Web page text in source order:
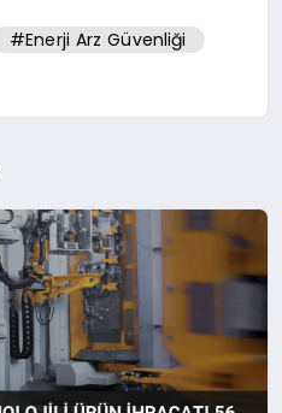
#Enerji Arz Güvenliği